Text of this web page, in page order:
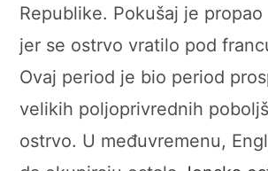
Republike. Pokušaj je propao
jer se ostrvo vratilo pod
Ovaj period je bio period
velikih poljoprivrednih
ostrvo. U međuvremenu,